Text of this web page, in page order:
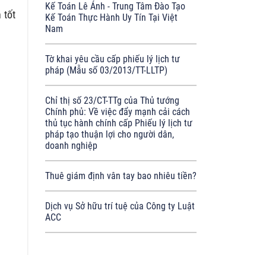
tốt
Kế Toán Lê Ánh - Trung Tâm Đào Tạo
Kế Toán Thực Hành Uy Tín Tại Việt
Nam
Tờ khai yêu cầu cấp phiếu lý lịch tư
pháp (Mẫu số 03/2013/TT-LLTP)
Chỉ thị số 23/CT-TTg của Thủ tướng
Chính phủ: Về việc đẩy mạnh cải cách
thủ tục hành chính cấp Phiếu lý lịch tư
pháp tạo thuận lợi cho người dân,
doanh nghiệp
Thuê giám định vân tay bao nhiêu tiền?
Dịch vụ Sở hữu trí tuệ của Công ty Luật
ACC